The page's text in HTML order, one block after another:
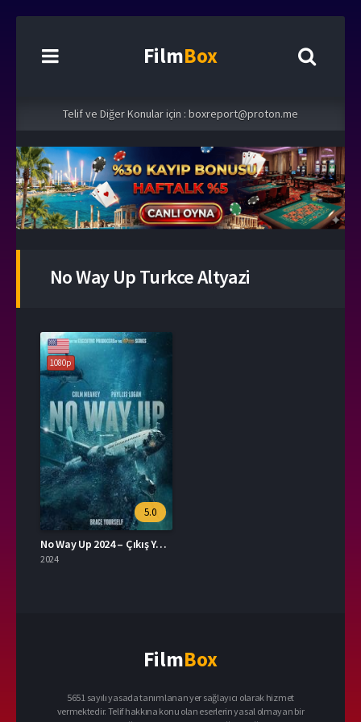
FilmBox
Telif ve Diğer Konular için : boxreport@proton.me
No Way Up Turkce Altyazi
1080p
5.0
No Way Up 2024 – Çıkış Yok 1080p Turkce Altyazi izle
2024
FilmBox
5651 sayılı yasada tanımlanan yer sağlayıcı olarak hizmet
vermektedir. Telif hakkına konu olan eserlerin yasal olmayan bir